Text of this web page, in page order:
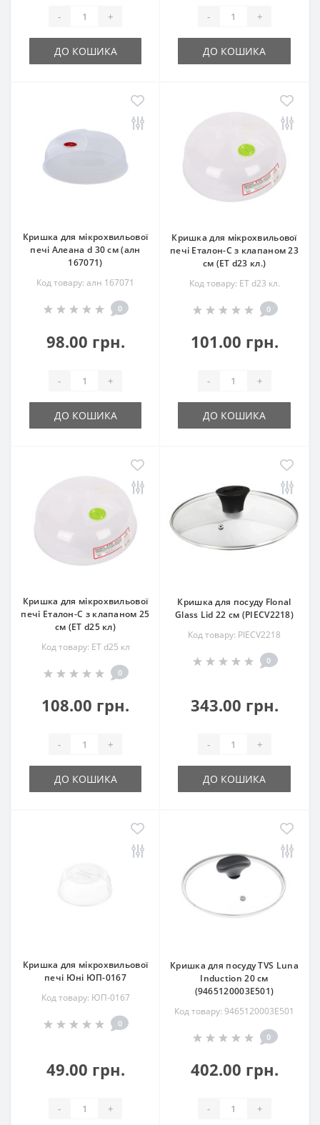
- +
ДО КОШИКА
- +
ДО КОШИКА
Кришка для мікрохвильової
печі Алеана d 30 см (алн
167071)
Код товару: алн 167071
0
98.00 грн.
- +
ДО КОШИКА
Кришка для мікрохвильової
печі Еталон-С з клапаном 23
см (ЕТ d23 кл.)
Код товару: ЕТ d23 кл.
0
101.00 грн.
- +
ДО КОШИКА
Кришка для мікрохвильової
печі Еталон-С з клапаном 25
см (ЕТ d25 кл)
Код товару: ЕТ d25 кл
0
108.00 грн.
- +
ДО КОШИКА
Кришка для посуду Flonal
Glass Lid 22 см (PIECV2218)
Код товару: PIECV2218
0
343.00 грн.
- +
ДО КОШИКА
Кришка для мікрохвильової
печі Юні ЮП-0167
Код товару: ЮП-0167
0
49.00 грн.
- +
Кришка для посуду TVS Luna
Induction 20 см
(9465120003E501)
Код товару: 9465120003E501
0
402.00 грн.
- +